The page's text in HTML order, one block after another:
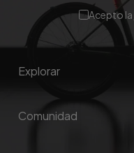
Acepto la
Explorar
Comunidad